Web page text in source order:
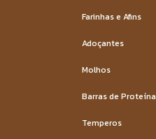
Farinhas e Afins
Adoçantes
Molhos
Barras de Proteína
Temperos